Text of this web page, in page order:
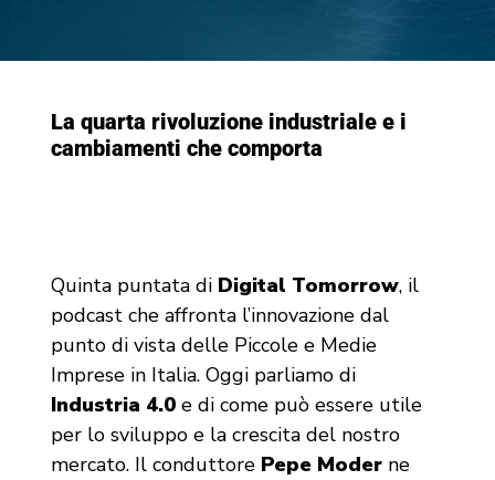
La quarta rivoluzione industriale e i
cambiamenti che comporta
Quinta puntata di Digital Tomorrow, il
podcast che affronta l’innovazione dal
punto di vista delle Piccole e Medie
Imprese in Italia. Oggi parliamo di
Industria 4.0e di come può essere utile
per lo sviluppo e la crescita del nostro
mercato. Il conduttore Pepe Moder ne